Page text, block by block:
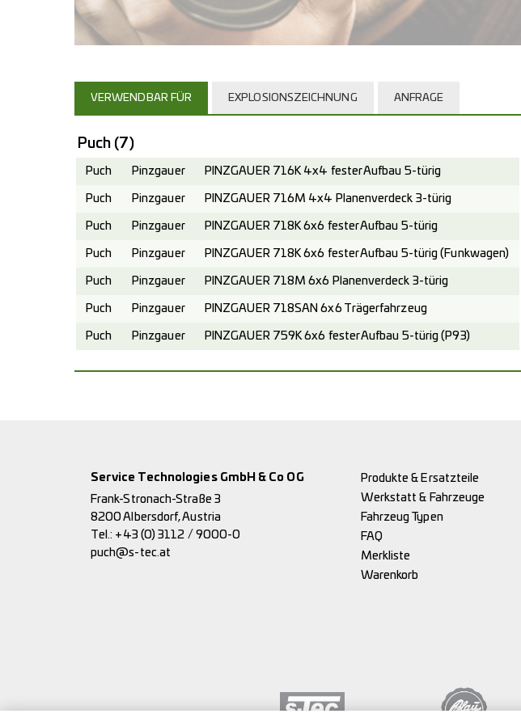
VERWENDBAR FÜR EXPLOSIONSZEICHNUNG ANFRAGE
Puch (7)
Puch Pinzgauer PINZGAUER 716K 4x4 fester Aufbau 5-türig
Puch Pinzgauer PINZGAUER 716M 4x4 Planenverdeck 3-türig
Puch Pinzgauer PINZGAUER 718K 6x6 fester Aufbau 5-türig
Puch Pinzgauer PINZGAUER 718K 6x6 fester Aufbau 5-türig (Funkwagen)
Puch Pinzgauer PINZGAUER 718M 6x6 Planenverdeck 3-türig
Puch Pinzgauer PINZGAUER 718SAN 6x6 Trägerfahrzeug
Puch Pinzgauer PINZGAUER 759K 6x6 fester Aufbau 5-türig (P93)
Service Technologies GmbH & Co OG
Frank-Stronach-Straße 3
8200 Albersdorf, Austria
Tel.: +43 (0) 3112 / 9000-0
puch@s-tec.at
Produkte & Ersatzteile
Werkstatt & Fahrzeuge
Fahrzeug Typen
FAQ
Merkliste
Warenkorb